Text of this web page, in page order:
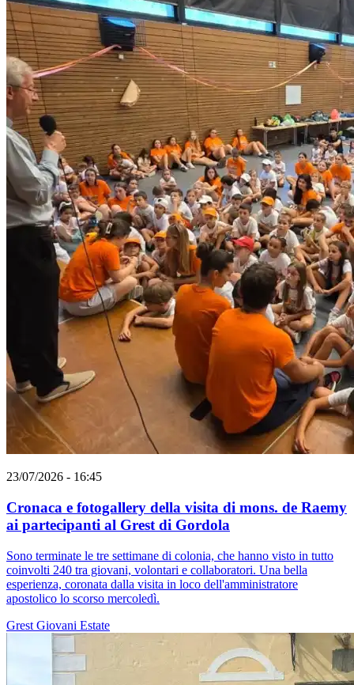
23/07/2026 - 16:45
Cronaca e fotogallery della visita di mons. de Raemy
ai partecipanti al Grest di Gordola
Sono terminate le tre settimane di colonia, che hanno visto in tutto
coinvolti 240 tra giovani, volontari e collaboratori. Una bella
esperienza, coronata dalla visita in loco dell'amministratore
apostolico lo scorso mercoledì.
Grest Giovani Estate